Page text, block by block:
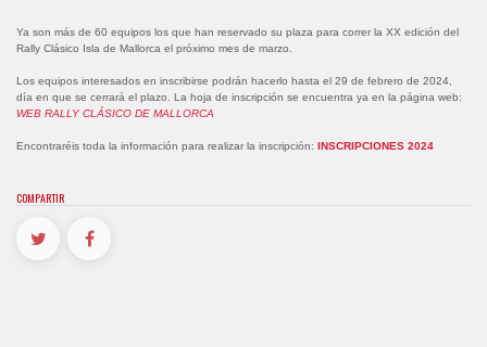
Ya son más de 60 equipos los que han reservado su plaza para correr la XX edición del
Rally Clásico Isla de Mallorca el próximo mes de marzo.
Los equipos interesados en inscribirse podrán hacerlo hasta el 29 de febrero de 2024,
día en que se cerrará el plazo. La hoja de inscripción se encuentra ya en la página web:
WEB RALLY CLÁSICO DE MALLORCA
Encontraréis toda la información para realizar la inscripción: INSCRIPCIONES 2024
COMPARTIR